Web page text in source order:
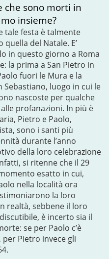
che sono morti in
insieme?
tale festa è talmente
del Natale. E’
in questo giorno a Roma
la prima a San Pietro in
fuori le Mura e la
Sebastiano, luogo in cui le
nascoste per qualche
profanazioni. In più è
Pietro e Paolo,
sono i santi più
durante l’anno
della loro celebrazione
si ritenne che il 29
esatto in cui,
nella località ora
la loro
realtà, sebbene il loro
è incerto sia il
se per Paolo c’è
per Pietro invece gli